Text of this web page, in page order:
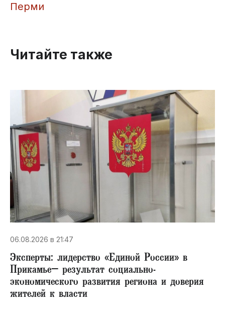
Перми
Читайте также
06.08.2026 в 21:47
Эксперты: лидерство «Единой России» в
Прикамье– результат социально-
экономического развития региона и доверия
жителей к власти